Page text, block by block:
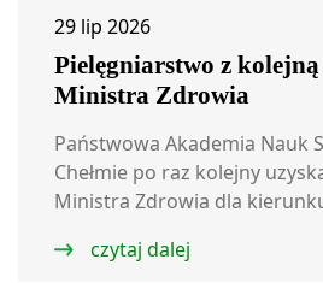
29 lip 2026
Pielęgniarstwo z
Ministra Zdrowia
Państwowa Akademia Nauk
Chełmie po raz kolejny
Ministra Zdrowia dla
czytaj dalej